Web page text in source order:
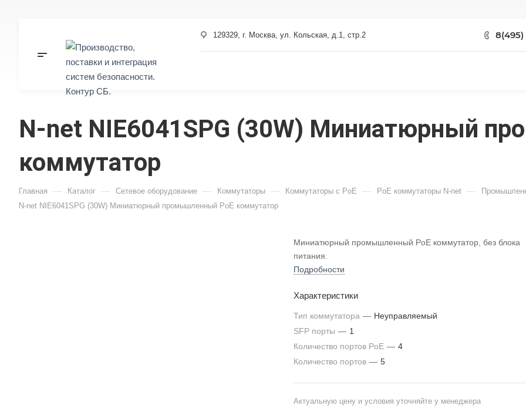
129329, г. Москва, ул. Кольская, д.1, стр.2 8(495)
N-net NIE6041SPG (30W) Миниатюрный
коммутатор
Главная — Каталог — Сетевое оборудование — Коммутаторы — Коммутаторы с PoE — PoE коммутаторы N-net —
N-net NIE6041SPG (30W) Миниатюрный промышленный PoE коммутатор
Миниатюрный промышленный PoE коммутатор, без блока
питания.
Подробности
Характеристики
Тип коммутатора — Неуправляемый
SFP порты — 1
Количество портов PoE — 4
Количество портов — 5
Актуальную цену и условия уточняйте у менеджера